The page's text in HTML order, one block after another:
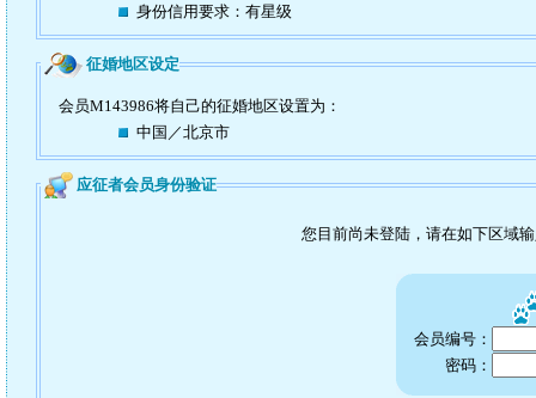
身份信用要求：有星级
征婚地区设定
会员M143986将自己的征婚地区设置为：
中国／北京市
应征者会员身份验证
您目前尚未登陆，请在如下区域
会员编号：
密码：